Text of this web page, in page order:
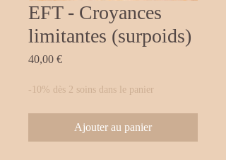
EFT - Croyances
limitantes (surpoids)
40,00 €Prix
-10% dès 2 soins dans le panier
Ajouter au panier